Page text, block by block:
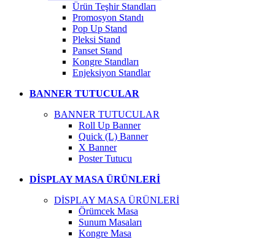
Ürün Teşhir Standları
Promosyon Standı
Pop Up Stand
Pleksi Stand
Panset Stand
Kongre Standları
Enjeksiyon Standlar
BANNER TUTUCULAR
BANNER TUTUCULAR
Roll Up Banner
Quick (L) Banner
X Banner
Poster Tutucu
DİSPLAY MASA ÜRÜNLERİ
DİSPLAY MASA ÜRÜNLERİ
Örümcek Masa
Sunum Masaları
Kongre Masa